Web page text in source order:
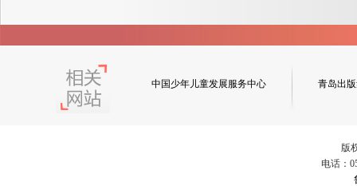
中国少年儿童发展服务中心 青岛出
版
电话：